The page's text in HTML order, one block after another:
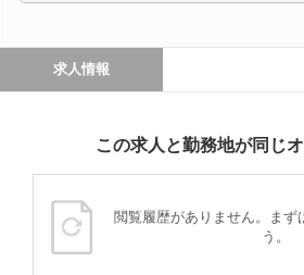
求人情報
この求人と勤務地が同じ
閲覧履歴がありません。まず
う。